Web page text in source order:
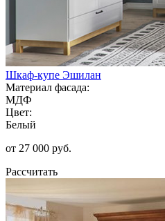
Шкаф-купе Эшилан
Материал фасада:
МДФ
Цвет:
Белый
от 27 000 руб.
Рассчитать